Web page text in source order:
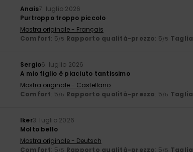
Anais7. luglio 2026
Purtroppo troppo piccolo
Mostra originale - Français
Comfort: 5/5 Rapporto qualità-prezzo: 5/5 Taglia
Sergio6. luglio 2026
A mio figlio è piaciuto tantissimo
Mostra originale - Castellano
Comfort: 5/5 Rapporto qualità-prezzo: 5/5 Taglia
Iker3. luglio 2026
Molto bello
Mostra originale - Deutsch
Comfort: 5/5 Rapporto qualità-prezzo: 5/5 Taglia